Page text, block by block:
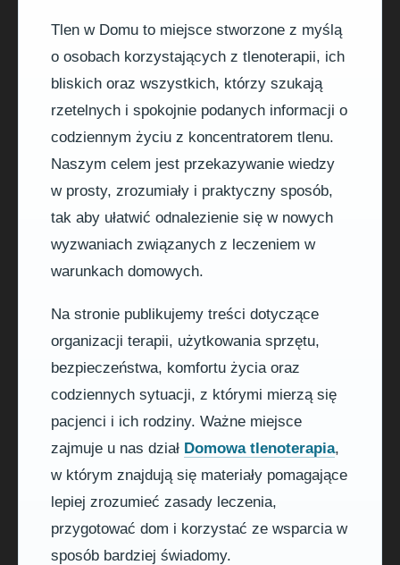
Tlen w Domu to miejsce stworzone z myślą
o osobach korzystających z tlenoterapii, ich
bliskich oraz wszystkich, którzy szukają
rzetelnych i spokojnie podanych informacji o
codziennym życiu z koncentratorem tlenu.
Naszym celem jest przekazywanie wiedzy
w prosty, zrozumiały i praktyczny sposób,
tak aby ułatwić odnalezienie się w nowych
wyzwaniach związanych z leczeniem w
warunkach domowych.
Na stronie publikujemy treści dotyczące
organizacji terapii, użytkowania sprzętu,
bezpieczeństwa, komfortu życia oraz
codziennych sytuacji, z którymi mierzą się
pacjenci i ich rodziny. Ważne miejsce
zajmuje u nas dział Domowa tlenoterapia,
w którym znajdują się materiały pomagające
lepiej zrozumieć zasady leczenia,
przygotować dom i korzystać ze wsparcia w
sposób bardziej świadomy.